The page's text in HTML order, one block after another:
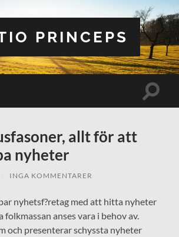
PRINCEPS
Slå
allt för att
nyheter
INGA KOMMENTARER
nyhetsf?retag med att hitta nyheter
folkmassan anses vara i behov av.
och presenterar schyssta nyheter